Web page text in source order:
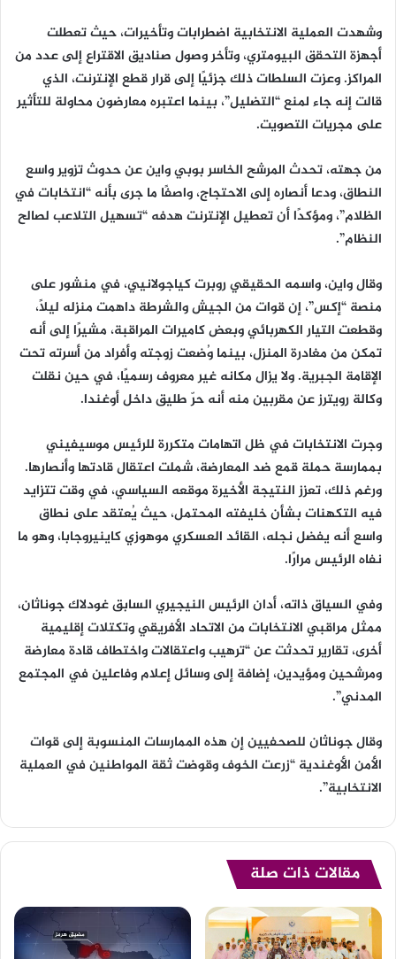
وشهدت العملية الانتخابية اضطرابات وتأخيرات، حيث تعطلت
أجهزة التحقق البيومتري، وتأخر وصول صناديق الاقتراع إلى عدد من
المراكز. وعزت السلطات ذلك جزئيًا إلى قرار قطع الإنترنت، الذي
قالت إنه جاء لمنع “التضليل”، بينما اعتبره معارضون محاولة للتأثير
على مجريات التصويت.
من جهته، تحدث المرشح الخاسر بوبي واين عن حدوث تزوير واسع
النطاق، ودعا أنصاره إلى الاحتجاج، واصفًا ما جرى بأنه “انتخابات في
الظلام”، ومؤكدًا أن تعطيل الإنترنت هدفه “تسهيل التلاعب لصالح
النظام”.
وقال واين، واسمه الحقيقي روبرت كياجولانيي، في منشور على
منصة “إكس”، إن قوات من الجيش والشرطة داهمت منزله ليلًا،
وقطعت التيار الكهربائي وبعض كاميرات المراقبة، مشيرًا إلى أنه
تمكن من مغادرة المنزل، بينما وُضعت زوجته وأفراد من أسرته تحت
الإقامة الجبرية. ولا يزال مكانه غير معروف رسميًا، في حين نقلت
وكالة رويترز عن مقربين منه أنه حرّ طليق داخل أوغندا.
وجرت الانتخابات في ظل اتهامات متكررة للرئيس موسيفيني
بممارسة حملة قمع ضد المعارضة، شملت اعتقال قادتها وأنصارها.
ورغم ذلك، تعزز النتيجة الأخيرة موقعه السياسي، في وقت تتزايد
فيه التكهنات بشأن خليفته المحتمل، حيث يُعتقد على نطاق
واسع أنه يفضل نجله، القائد العسكري موهوزي كاينيروجابا، وهو ما
نفاه الرئيس مرارًا.
وفي السياق ذاته، أدان الرئيس النيجيري السابق غودلاك جوناثان،
ممثل مراقبي الانتخابات من الاتحاد الأفريقي وتكتلات إقليمية
أخرى، تقارير تحدثت عن “ترهيب واعتقالات واختطاف قادة معارضة
ومرشحين ومؤيدين، إضافة إلى وسائل إعلام وفاعلين في المجتمع
المدني”.
وقال جوناثان للصحفيين إن هذه الممارسات المنسوبة إلى قوات
الأمن الأوغندية “زرعت الخوف وقوضت ثقة المواطنين في العملية
الانتخابية”.
مقالات ذات صلة